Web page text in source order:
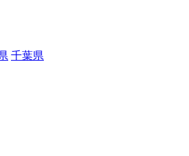
千葉県